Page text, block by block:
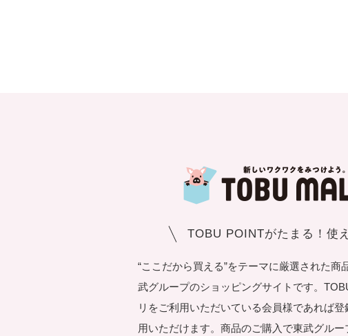
TOBU POINTがたまる！使
“ここだから買える”をテーマに厳選された商
武グループのショッピングサイトです。
リをご利用いただいている会員様であれば登
用いただけます。商品のご購入で東武グルー